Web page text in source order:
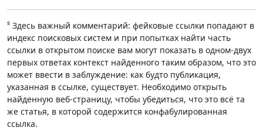
⁵ Здесь важный комментарий: фейковые ссылки попадают в
индекс поисковых систем и при попытках найти часть
ссылки в открытом поиске вам могут показать в одном-двух
первых ответах контекст найденного таким образом, что это
может ввести в заблуждение: как будто публикация,
указанная в ссылке, существует. Необходимо открыть
найденную веб-страницу, чтобы убедиться, что это всё та
же статья, в которой содержится конфабулированная
ссылка.